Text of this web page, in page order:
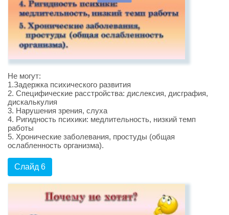
Не могут:
1.Задержка психического развития
2. Специфические расстройства: дислексия, дисграфия,
дискалькулия
3. Нарушения зрения, слуха
4. Ригидность психики: медлительность, низкий темп
работы
5. Хронические заболевания, простуды (общая
ослабленность организма).
Слайд 6